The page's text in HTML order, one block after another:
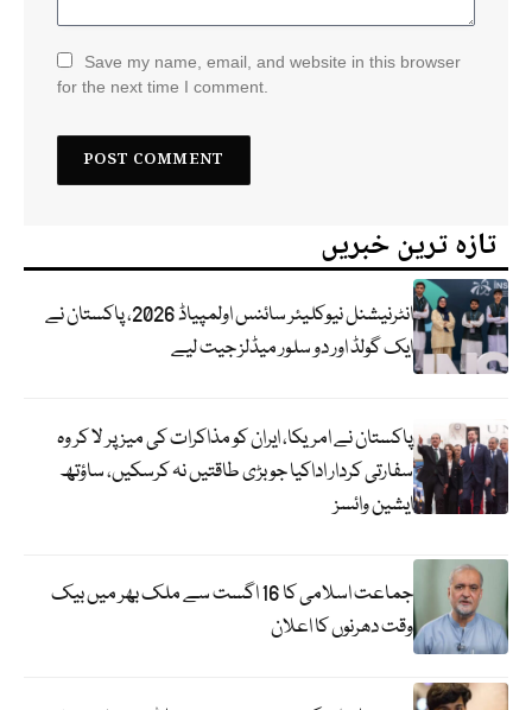
Save my name, email, and website in this browser
for the next time I comment.
تازہ ترین خبریں
انٹرنیشنل نیوکلیئر سائنس اولمپیاڈ 2026، پاکستان نے
ایک گولڈ اور دو سلور میڈلز جیت لیے
پاکستان نے امریکا، ایران کو مذاکرات کی میز پر لا کر وہ
سفارتی کردار اداکیا جو بڑی طاقتیں نہ کرسکیں، ساؤتھ
ایشین وائسز
جماعت اسلامی کا 16 اگست سے ملک بھر میں بیک
وقت دھرنوں کا اعلان